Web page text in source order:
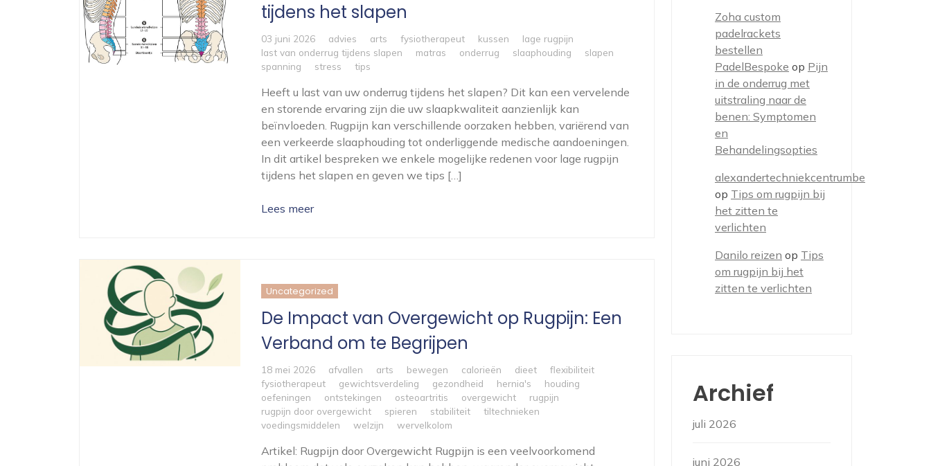
tijdens het slapen
03 juni 2026 advies arts fysiotherapeut kussen
lage rugpijn
last van onderrug tijdens slapen
matras onderrug slaaphouding
slapen
spanning
stress tips
Heeft u last van uw onderrug tijdens het slapen? Dit kan een vervelende
en storende ervaring zijn die uw slaapkwaliteit aanzienlijk kan
beïnvloeden. Rugpijn kan verschillende oorzaken hebben, variërend van
een verkeerde slaaphouding tot onderliggende medische aandoeningen.
In dit artikel bespreken we enkele mogelijke redenen voor lage rugpijn
tijdens het slapen en geven we tips […]
Lees meer
Uncategorized
De Impact van Overgewicht op Rugpijn: Een
Verband om te Begrijpen
18 mei 2026 afvallen arts bewegen calorieën dieet
flexibiliteit
fysiotherapeut
gewichtsverdeling gezondheid hernia's
houding
oefeningen
ontstekingen osteoartritis overgewicht
rugpijn
rugpijn door overgewicht
spieren stabiliteit
tiltechnieken
voedingsmiddelen
welzijn wervelkolom
Artikel: Rugpijn door Overgewicht Rugpijn is een veelvoorkomend
Zoha custom
padelrackets
bestellen
PadelBespoke op Pijn
in de onderrug met
uitstraling naar de
benen: Symptomen
en
Behandelingsopties
alexandertechniekcentrumbe
op Tips om rugpijn bij
het zitten te
verlichten
Danilo reizen op Tips
om rugpijn bij het
zitten te verlichten
Archief
juli 2026
juni 2026